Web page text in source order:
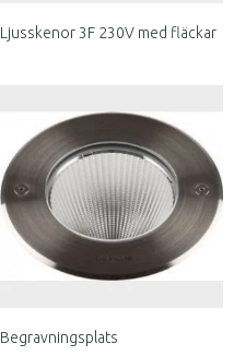
Ljusskenor 3F 230V med fläckar
Begravningsplats